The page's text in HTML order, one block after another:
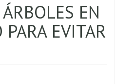
EN
EVITAR